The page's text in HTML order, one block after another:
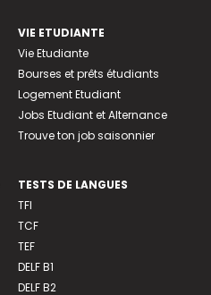
VIE ETUDIANTE
Vie Etudiante
Bourses et prêts étudiants
Logement Etudiant
Jobs Etudiant et Alternance
Trouve ton job saisonnier
TESTS DE LANGUES
TFI
TCF
TEF
DELF B1
DELF B2